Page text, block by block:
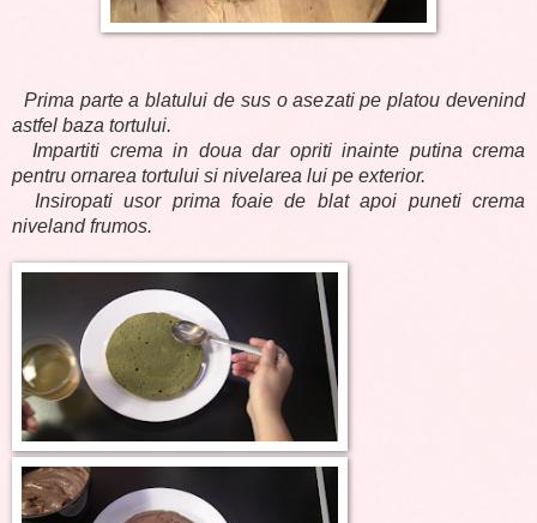
Prima parte a blatului de sus o asezati pe platou devenind
astfel baza tortului.
Impartiti crema in doua dar opriti inainte putina crema
pentru ornarea tortului si nivelarea lui pe exterior.
Insiropati usor prima foaie de blat apoi puneti crema
niveland frumos.